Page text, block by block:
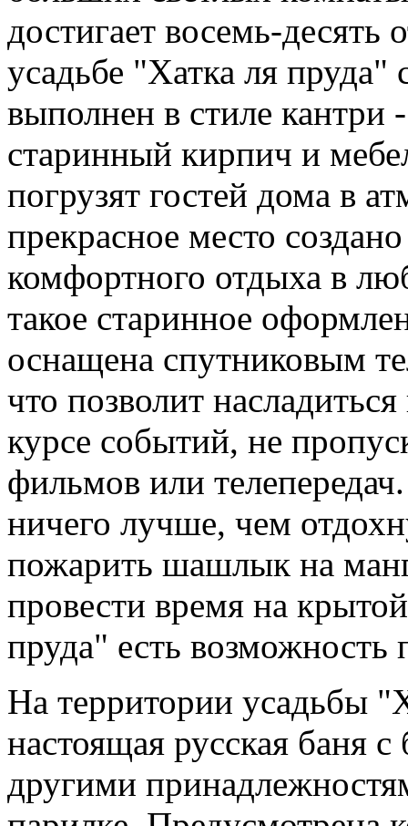
достигает восемь-
усадьбе "Хатка ля пруда"
выполнен в стиле кантри
старинный кирпич и
погрузят гостей дома в
прекрасное место
комфортного отдыха в
такое старинное
оснащена спутниковым
что позволит
курсе событий, не
фильмов или
ничего лучше, чем
пожарить шашлык на
провести время на
пруда" есть возможность
На территории усадьбы
настоящая русская баня
другими